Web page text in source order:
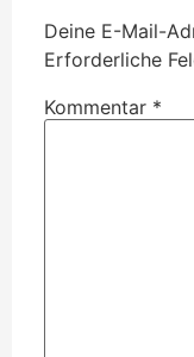
Deine E-Mail-
Erforderliche
Kommentar *